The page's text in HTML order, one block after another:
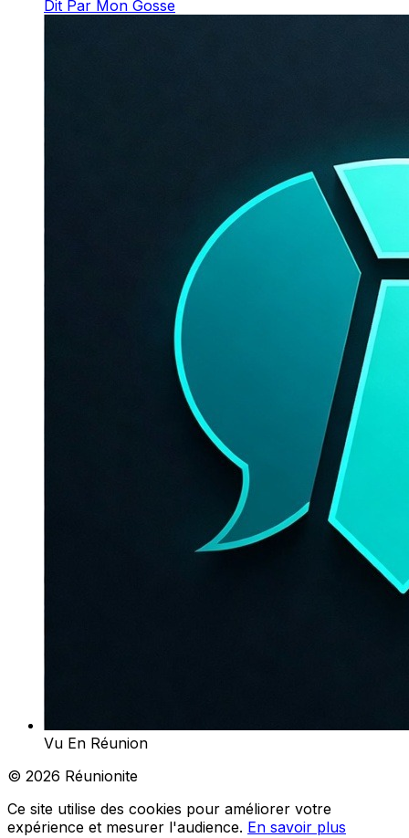
Dit Par Mon Gosse
Vu En Réunion
© 2026 Réunionite
Ce site utilise des cookies pour améliorer votre
expérience et mesurer l'audience. En savoir plus